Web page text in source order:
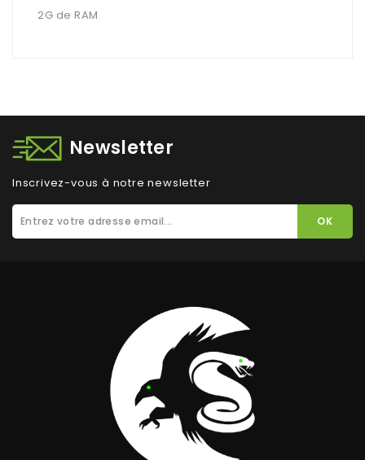
2G de RAM
Newsletter
Inscrivez-vous à notre newsletter